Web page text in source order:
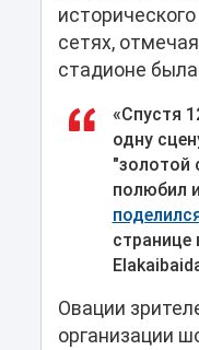
сетях,
стадионе
«Спустя
одну
"золотой
полюбил
странице
Овации
организации